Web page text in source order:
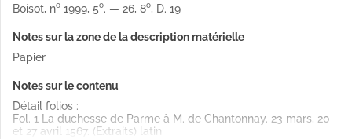
Boisot, no 1999, 5o. — 26, 8o, D. 19
Notes sur la zone de la description matérielle
Papier
Notes sur le contenu
Détail folios :
Fol. 1 La duchesse de Parme à M. de Chantonnay. 23 mars, 20
et 27 avril 1567. (Extraits) latin